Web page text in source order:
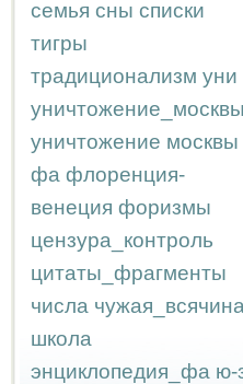
семья сны списки
тигры
традиционализм уни
уничтожение_москвы
уничтожение москвы
фа флоренция-
венеция форизмы
цензура_контроль
цитаты_фрагменты
числа чужая_всячина
школа
энциклопедия_фа ю-